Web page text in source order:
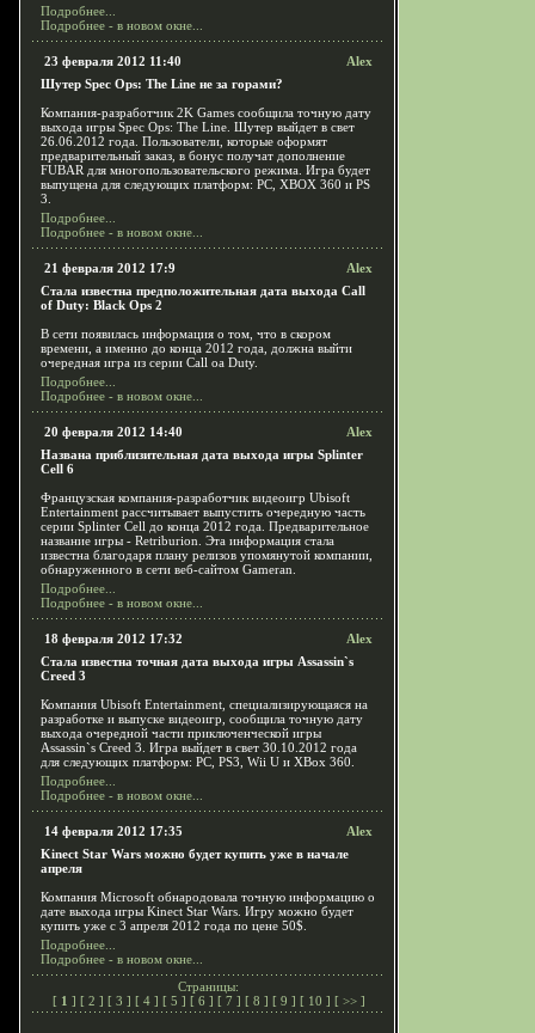
Подробнее...
Подробнее - в новом окне...
23 февраля 2012 11:40
Alex
Шутер Spec Ops: The Line не за горами?
Компания-разработчик 2K Games сообщила точную дату
выхода игры Spec Ops: The Line. Шутер выйдет в свет
26.06.2012 года. Пользователи, которые оформят
предварительный заказ, в бонус получат дополнение
FUBAR для многопользовательского режима. Игра будет
выпущена для следующих платформ: PC, XBOX 360 и PS
3.
Подробнее...
Подробнее - в новом окне...
21 февраля 2012 17:9
Alex
Стала известна предположительная дата выхода Call
of Duty: Black Ops 2
В сети появилась информация о том, что в скором
времени, а именно до конца 2012 года, должна выйти
очередная игра из серии Call oа Duty.
Подробнее...
Подробнее - в новом окне...
20 февраля 2012 14:40
Alex
Названа приблизительная дата выхода игры Splinter
Cell 6
Французская компания-разработчик видеоигр Ubisoft
Entertainment рассчитывает выпустить очередную часть
серии Splinter Cell до конца 2012 года. Предварительное
название игры - Retriburion. Эта информация стала
известна благодаря плану релизов упомянутой компании,
обнаруженного в сети веб-сайтом Gameran.
Подробнее...
Подробнее - в новом окне...
18 февраля 2012 17:32
Alex
Стала известна точная дата выхода игры Assassin`s
Creed 3
Компания Ubisoft Entertainment, специализирующаяся на
разработке и выпуске видеоигр, сообщила точную дату
выхода очередной части приключенческой игры
Assassin`s Creed 3. Игра выйдет в свет 30.10.2012 года
для следующих платформ: PC, PS3, Wii U и XBox 360.
Подробнее...
Подробнее - в новом окне...
14 февраля 2012 17:35
Alex
Kinect Star Wars можно будет купить уже в начале
апреля
Компания Microsoft обнародовала точную информацию о
дате выхода игры Kinect Star Wars. Игру можно будет
купить уже с 3 апреля 2012 года по цене 50$.
Подробнее...
Подробнее - в новом окне...
Страницы:
[ 1 ] [ 2 ] [ 3 ] [ 4 ] [ 5 ] [ 6 ] [ 7 ] [ 8 ] [ 9 ] [ 10 ] [ >> ]